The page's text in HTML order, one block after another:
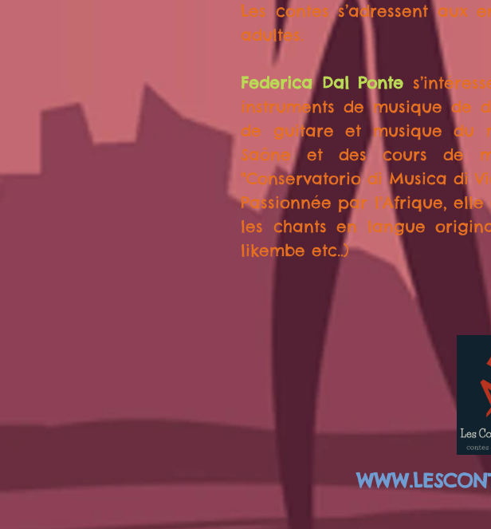
Les contes s’adressent
adultes.
Federica Dal Ponte
instruments de musique de
de guitare et musique du
Saône et des cours de
"Conservatorio di Musica di
Passionnée par l'Afrique, elle
les chants en langue
likembe etc..)